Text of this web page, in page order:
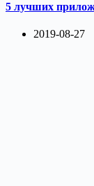
5 лучших
2019-08-27